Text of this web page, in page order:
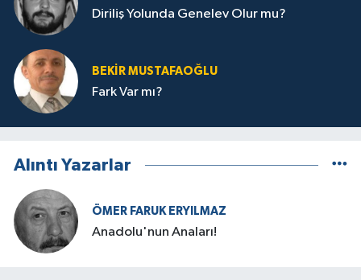
Diriliş Yolunda Genelev Olur mu?
BEKIR MUSTAFAOĞLU
Fark Var mı?
Alıntı Yazarlar
ÖMER FARUK ERYILMAZ
Anadolu'nun Anaları!